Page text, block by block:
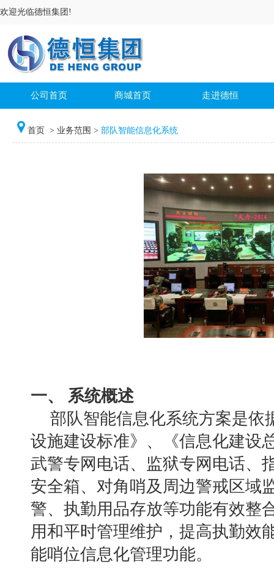
欢迎光临德恒集团!
公司首页 商城首页 走进德恒
首页 > 业务范围 > 部队智能信息化系统
一、
系统概述
部队智能信息化系统方案是依
设施建设标准》、《信息化建设
武警专网电话、监狱专网电话、
安全箱、对角哨及周边警戒区域
警、执勤用品存放等功能有效整
用和平时管理维护，提高执勤效
能哨位信息化管理功能。